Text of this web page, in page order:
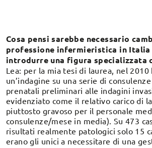
Cosa pensi sarebbe necessario
professione infermieristica in
introdurre una figura specializzata
Lea: per la mia tesi di laurea, nel
un’indagine su una serie di
prenatali preliminari alle indagini
evidenziato come il relativo carico di
piuttosto gravoso per il personale
consulenze/mese in media). Su 473
risultati realmente patologici solo 15
erano gli unici a necessitare di una